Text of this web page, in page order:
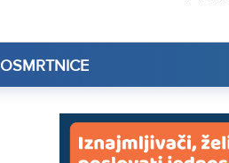
OSMRTNICE